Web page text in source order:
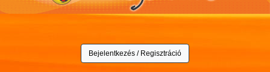
Bejelentkezés / Regisztráció